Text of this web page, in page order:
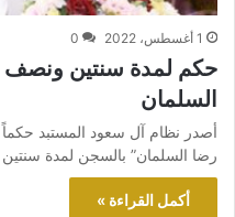
1 أغسطس، 2022 0
حكم لمدة سنتين
السلمان
أصدر نظام آل سعود المستبد حكماً
رضا السلمان” بالسجن لمدة
أكمل القراءة »